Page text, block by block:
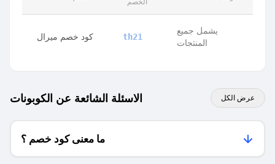
كود خصم ميرال th21
يشمل جميع
المنتجات
الاسئلة الشائعة عن الكوبونات عرض الكل
ما معنى كود خصم ؟